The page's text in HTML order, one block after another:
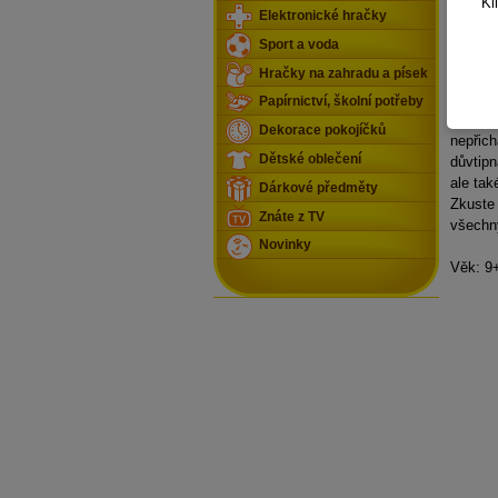
jste
ale
Zkuste
Věk:
Elektronické hračky
Sport a voda
Hračky na zahradu a písek
Papírnictví, školní potřeby
Dekorace pokojíčků
Dětské oblečení
Dárkové předměty
Znáte z TV
Novinky